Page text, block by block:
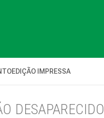
EDIÇÃO IMPRESSA
DESAPARECIDO